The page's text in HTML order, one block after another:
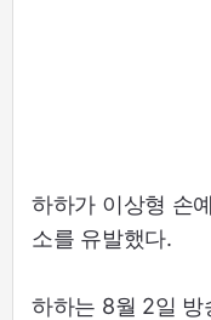
하하가 이상형 손
소를 유발했다.
하하는 8월 2일